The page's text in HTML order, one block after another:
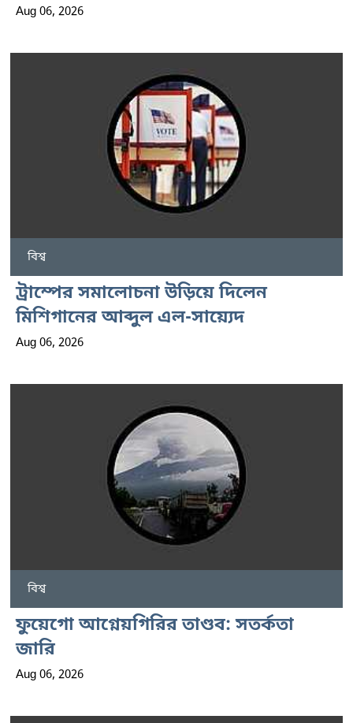
Aug 06, 2026
বিশ্ব
ট্রাম্পের সমালোচনা উড়িয়ে দিলেন
মিশিগানের আব্দুল এল-সায়্যেদ
Aug 06, 2026
বিশ্ব
ফুয়েগো আগ্নেয়গিরির তাণ্ডব: সতর্কতা
জারি
Aug 06, 2026